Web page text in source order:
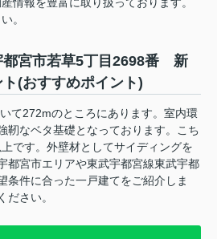
情報を豊富に取り扱っております。
。
都宮市若草5丁目2698番 新
(おすすめポイント)
て272mのところにあります。室内環
靭なベタ基礎となっております。こち
です。外壁材としてサイディングを
都宮市エリアや東武宇都宮線東武宇都
条件に合った一戸建てをご紹介しま
ださい。